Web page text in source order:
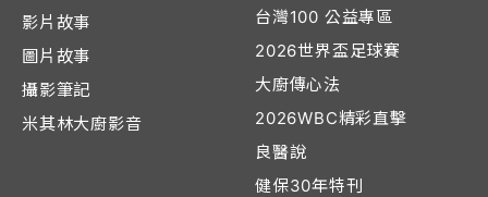
影片故事
圖片故事
攝影筆記
米其林大廚影音
台灣100 公益專區
2026世界盃足球賽
大廚傳心法
2026WBC精彩直擊
良醫說
健保30年特刊